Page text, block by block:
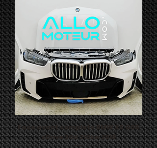
Face avant complete BMW X5 G05
xDrive 30d 210kw 2018